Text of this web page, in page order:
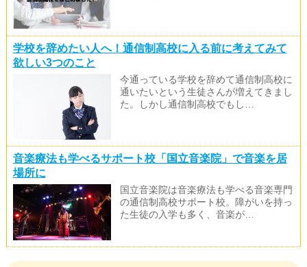
学校を辞めたい人へ！通信制高校に入る前に考えてみて
欲しい3つのこと
今通っている学校を辞めて通信制高校に
通いたいという生徒さんが増えてきまし
た。しかし通信制高校でもし…
音楽療法も学べるサポート校「国立音楽院」で音楽を居
場所に
国立音楽院は音楽療法も学べる音楽専門
の通信制高校サポート校。障がいを持っ
た生徒の入学も多く、音楽が…